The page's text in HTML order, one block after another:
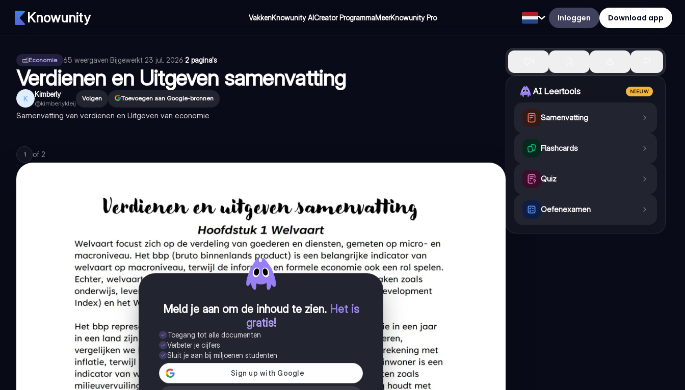
Knowunity VakkenKnowunity AICreator ProgrammaMeerKnowunity Pro Inloggen Download app
Economie 65 weergaven·Bijgewerkt 23 jul. 2026·2 pagina's
Verdienen en Uitgeven samenvatting
K Kimberly
@kimberlykleij
Volgen Toevoegen aan Google-bronnen
Samenvatting van verdienen en Uitgeven van economie
1 of 2
Meld je aan om de inhoud te zien. Het is
gratis!
Toegang tot alle documenten
Verbeter je cijfers
Sluit je aan bij miljoenen studenten
AI Leertools NIEUW
Samenvatting
Flashcards
Quiz
Oefenexamen